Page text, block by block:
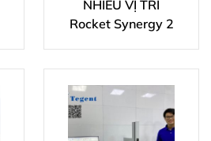
NHIỀU VỊ TRÍ
Rocket Synergy 2